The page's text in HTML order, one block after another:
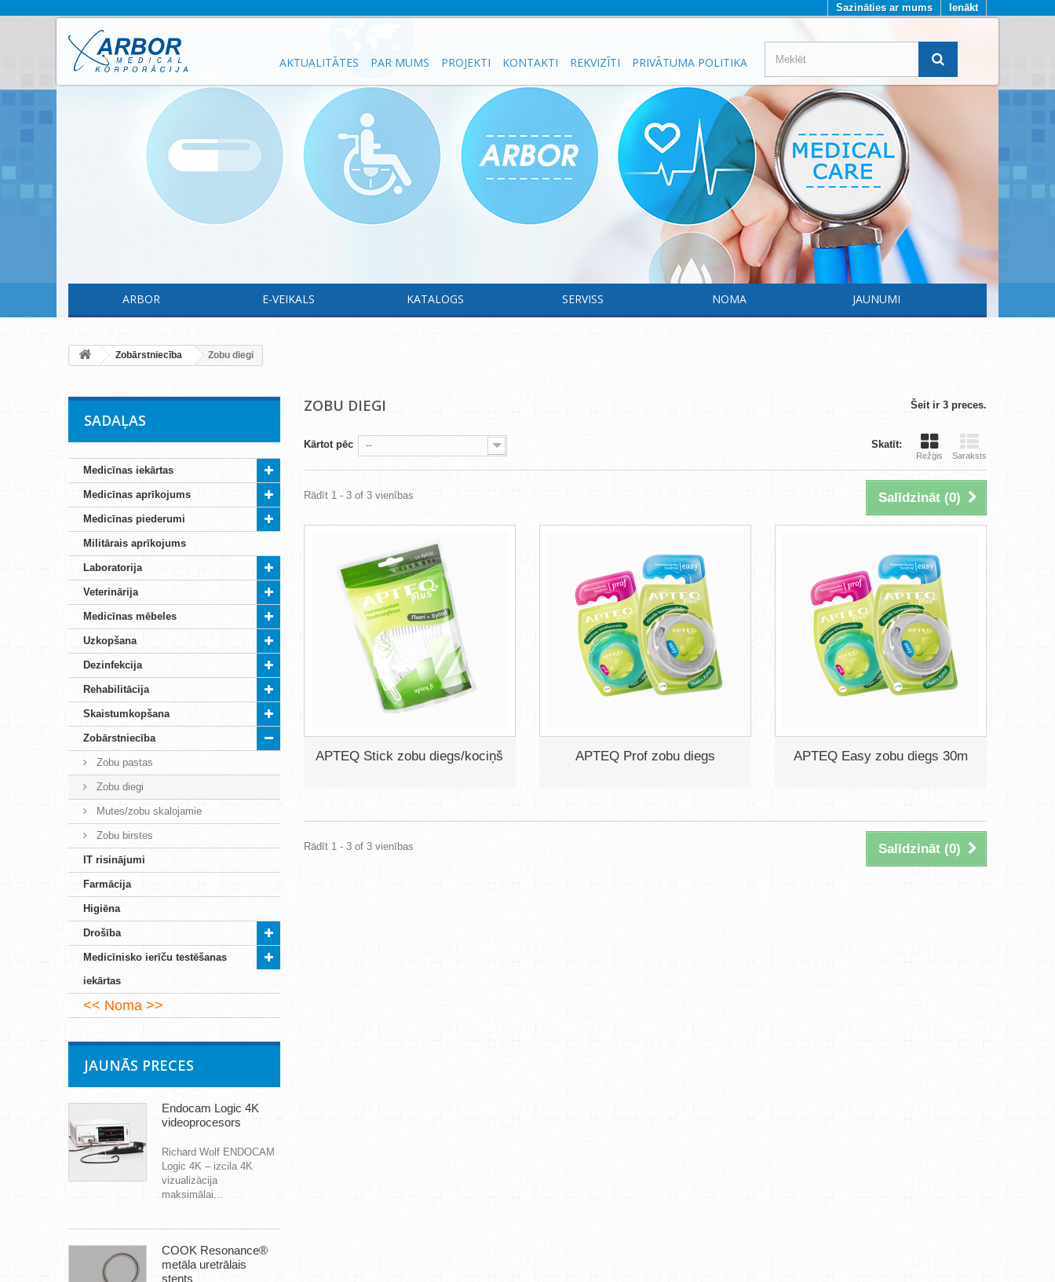
Ienākt
Sazināties ar mums
AKTUALITĀTES PAR MUMS PROJEKTI KONTAKTI REKVIZĪTI PRIVĀTUMA POLITIKA
ARBOR E-VEIKALS KATALOGS SERVISS NOMA JAUNUMI
Zobārstniecība Zobu diegi
SADAĻAS
Medicīnas iekārtas
Medicīnas aprīkojums
Medicīnas piederumi
Militārais aprīkojums
Laboratorija
Veterinārija
Medicīnas mēbeles
Uzkopšana
Dezinfekcija
Rehabilitācija
Skaistumkopšana
Zobārstniecība
Zobu pastas
Zobu diegi
Mutes/zobu skalojamie
Zobu birstes
IT risinājumi
Farmācija
Higiēna
Drošība
Medicīnisko ierīču testēšanas
iekārtas
Noma
JAUNĀS PRECES
Endocam Logic 4K
videoprocesors
Richard Wolf ENDOCAM
Logic 4K – izcila 4K
vizualizācija
maksimālai...
COOK Resonance®
metāla uretrālais
stents
ZOBU DIEGI Šeit ir 3 preces.
Skatīt:
Režģis Saraksts
Kārtot pēc --
Salīdzināt (0)
Rādīt 1 - 3 of 3 vienības
APTEQ Stick zobu diegs/kociņš APTEQ Prof zobu diegs APTEQ Easy zobu diegs 30m
Salīdzināt (0)
Rādīt 1 - 3 of 3 vienības